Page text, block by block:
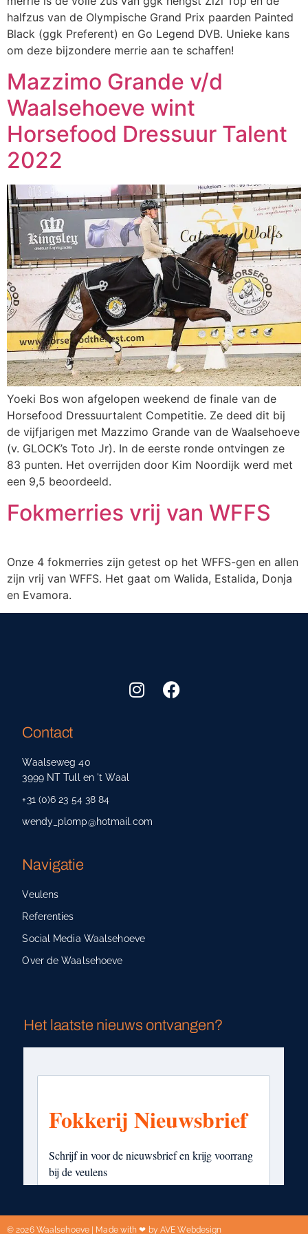
halfzus van de Olympische Grand Prix paarden Painted
Black (ggk Preferent) en Go Legend DVB. Unieke kans
om deze bijzondere merrie aan te schaffen!
Mazzimo Grande v/d
Waalsehoeve wint
Horsefood Dressuur Talent
2022
Yoeki Bos won afgelopen weekend de finale van de
Horsefood Dressuurtalent Competitie. Ze deed dit bij
de vijfjarigen met Mazzimo Grande van de Waalsehoeve
(v. GLOCK’s Toto Jr). In de eerste ronde ontvingen ze
83 punten. Het overrijden door Kim Noordijk werd met
een 9,5 beoordeeld.
Fokmerries vrij van WFFS
Onze 4 fokmerries zijn getest op het WFFS-gen en allen
zijn vrij van WFFS. Het gaat om Walida, Estalida, Donja
en Evamora.
Contact
Waalseweg 40
3999 NT Tull en 't Waal
+31 (0)6 23 54 38 84
wendy_plomp@hotmail.com
Navigatie
Veulens
Referenties
Social Media Waalsehoeve
Over de Waalsehoeve
Het laatste nieuws ontvangen?
© 2026 Waalsehoeve | Made with ❤ by AVE Webdesign